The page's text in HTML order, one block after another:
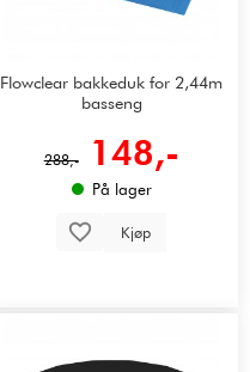
Flowclear bakkeduk for 2,44m
basseng
288,- 148,-
På lager
Kjøp